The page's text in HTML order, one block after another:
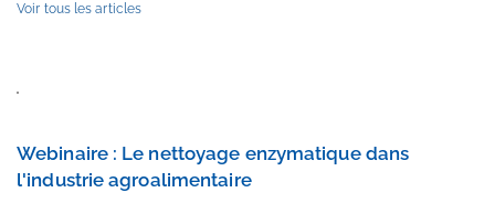
Voir tous les articles
Webinaire : Le nettoyage enzymatique dans
l'industrie agroalimentaire